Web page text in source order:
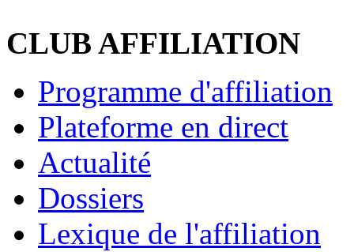
CLUB AFFILIATION
Programme d'affiliation
Plateforme en direct
Actualité
Dossiers
Lexique de l'affiliation